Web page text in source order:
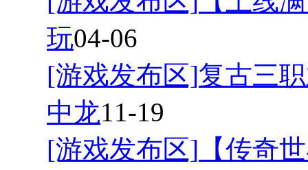
玩04-06
[游戏发布区]复古三
中龙11-19
[游戏发布区] 【传奇